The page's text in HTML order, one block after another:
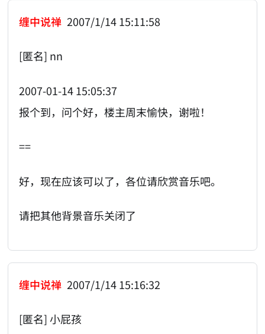
缠中说禅 2007/1/14 15:11:58
[匿名] nn
2007-01-14 15:05:37
报个到，问个好，楼主周末愉快，谢啦！
==
好，现在应该可以了，各位请欣赏音乐吧。
请把其他背景音乐关闭了
缠中说禅 2007/1/14 15:16:32
[匿名] 小屁孩